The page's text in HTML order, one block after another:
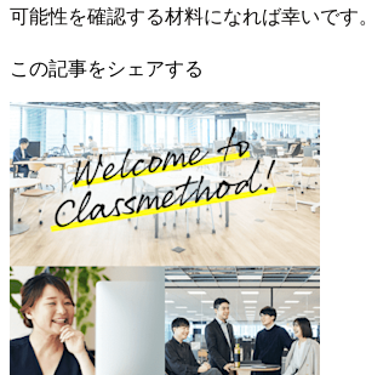
可能性を確認する材料になれば幸いです。
この記事をシェアする